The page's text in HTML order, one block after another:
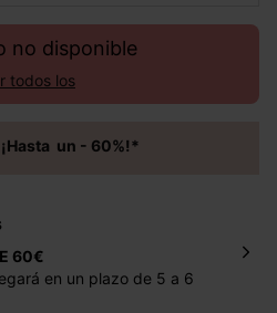
no disponible
todos los
¡Hasta un - 60%!*
60€
en un plazo de 5 a 6